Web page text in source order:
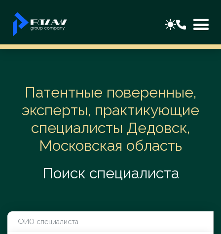
Патентные поверенные,
эксперты, практикующие
специалисты Дедовск,
Московская область
Поиск специалиста